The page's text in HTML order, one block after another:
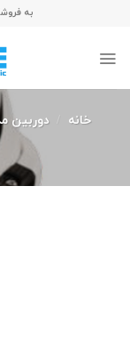
content
به
خانه دوربین